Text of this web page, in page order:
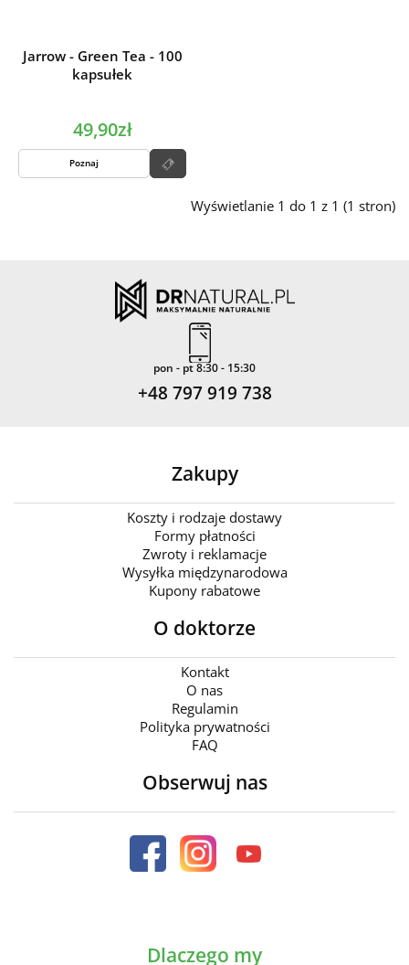
Jarrow - Green Tea - 100
kapsułek
49,90zł
Poznaj
Wyświetlanie 1 do 1 z 1 (1 stron)
pon - pt 8:30 - 15:30
+48 797 919 738
Zakupy
Koszty i rodzaje dostawy
Formy płatności
Zwroty i reklamacje
Wysyłka międzynarodowa
Kupony rabatowe
O doktorze
Kontakt
O nas
Regulamin
Polityka prywatności
FAQ
Obserwuj nas
Dlaczego my